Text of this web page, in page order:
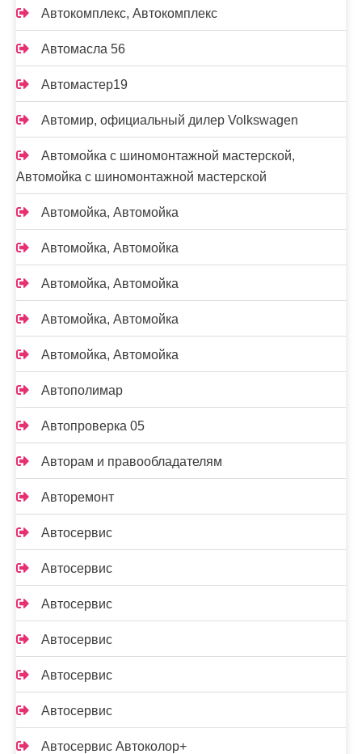
Автокомплекс, Автокомплекс
Автомасла 56
Автомастер19
Автомир, официальный дилер Volkswagen
Автомойка с шиномонтажной мастерской,
Автомойка с шиномонтажной мастерской
Автомойка, Автомойка
Автомойка, Автомойка
Автомойка, Автомойка
Автомойка, Автомойка
Автомойка, Автомойка
Автополимар
Автопроверка 05
Авторам и правообладателям
Авторемонт
Автосервис
Автосервис
Автосервис
Автосервис
Автосервис
Автосервис
Автосервис Автоколор+